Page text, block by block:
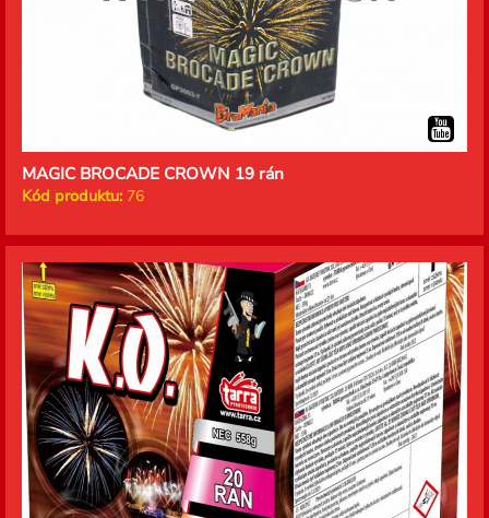
MAGIC BROCADE CROWN 19 rán
Kód produktu: 76